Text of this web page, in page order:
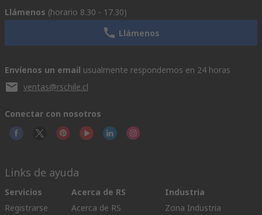
Llámenos (horario 8.30 - 17.30)
Llámenos
Envíenos un email usualmente respondemos en 24 horas
ventas@rschile.cl
Conectar con nosotros
Links de ayuda
Servicios
Registrarse
Acerca de RS
Acerca de RS
Industria
Zona Industria